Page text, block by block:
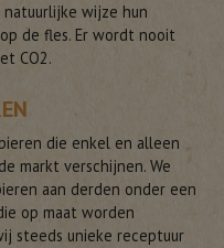
wijze hun
de fles. Er wordt nooit
CO2.
die enkel en alleen
markt verschijnen. We
aan derden onder een
op maat worden
steeds unieke receptuur